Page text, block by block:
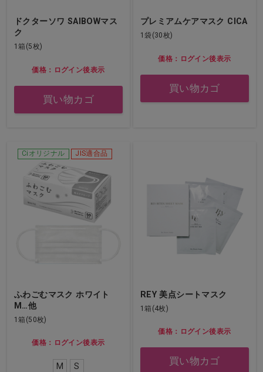
ドクターソワ SAIBOWマス
ク
1箱(5枚)
価格：ログイン後表示
買い物カゴ
プレミアムケアマスク CICA
1袋(30枚)
価格：ログイン後表示
買い物カゴ
Ciオリジナル JIS適合品
ふわごむマスク ホワイト
M…他
1箱(50枚)
価格：ログイン後表示
M S
REY 美点シートマスク
1箱(4枚)
価格：ログイン後表示
買い物カゴ